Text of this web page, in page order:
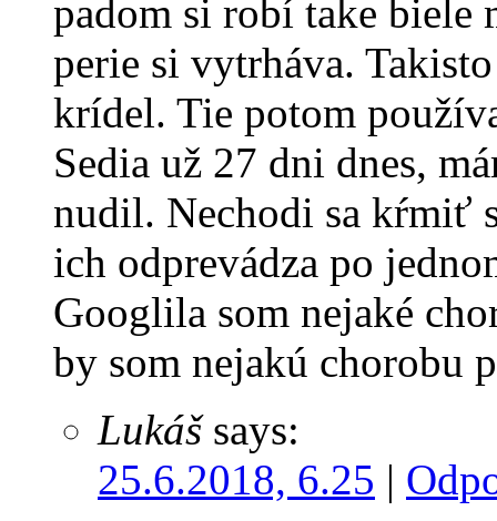
padom si robí take biele
perie si vytrháva.
krídel. Tie potom
Sedia už 27 dni dnes,
nudil. Nechodi sa kŕmiť
ich odprevádza po
Googlila som nejaké
by som nejakú chorobu
Lukáš says:
25.6.2018, 6.25 |